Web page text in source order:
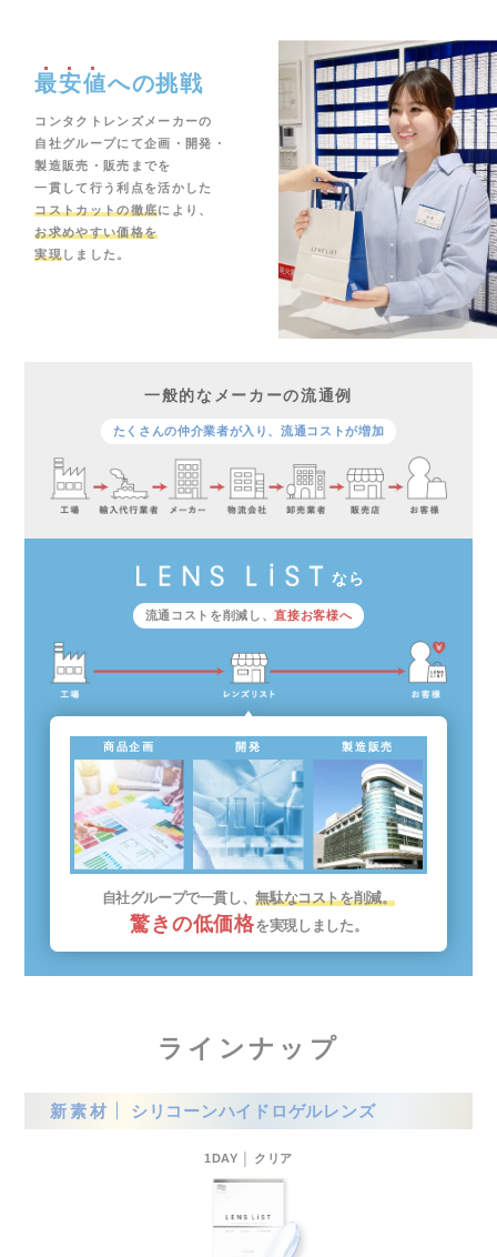
最安値への挑戦
コンタクトレンズメーカーの
自社グループにて企画・開発・
製造販売・販売までを
一貫して行う利点を活かした
コストカットの徹底により、
お求めやすい価格を
実現しました。
一般的なメーカーの流通例
たくさんの仲介業者が入り、流通コストが増加
なら
流通コストを削減し、直接お客様へ
商品企画 開発 製造販売
自社グループで一貫し、無駄なコストを削減。
驚きの低価格を実現しました。
ラインナップ
新素材 シリコーンハイドロゲルレンズ
1DAY │ クリア